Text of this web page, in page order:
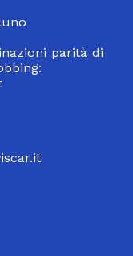
parità di